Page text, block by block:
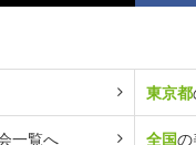
東京都
一覧へ 全国の